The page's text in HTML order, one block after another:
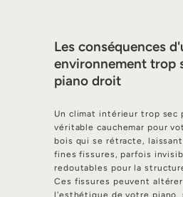
Les conséquences
environnement trop
piano droit
Un climat intérieur trop sec
véritable cauchemar pour
bois qui se rétracte,
fines fissures, parfois
redoutables pour la
Ces fissures peuvent
l'esthétique de votre piano,